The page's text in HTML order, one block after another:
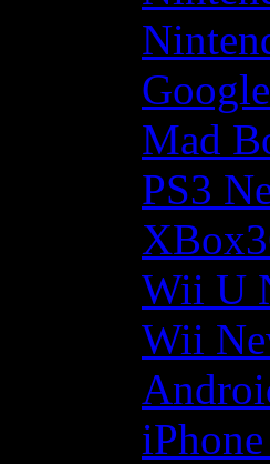
Mad
PS3
Wii U
Wii